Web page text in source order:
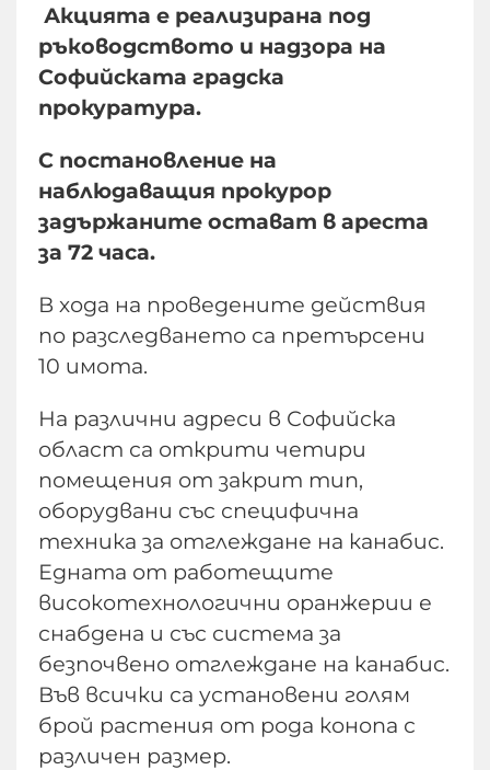
Акцията е реализирана под
ръководството и надзора на
Софийската градска
прокуратура.
С постановление на
наблюдаващия прокурор
задържаните остават в ареста
за 72 часа.
В хода на проведените действия
по разследването са претърсени
10 имота.
На различни адреси в Софийска
област са открити четири
помещения от закрит тип,
оборудвани със специфична
техника за отглеждане на канабис.
Едната от работещите
високотехнологични оранжерии е
снабдена и със система за
безпочвено отглеждане на канабис.
Във всички са установени голям
брой растения от рода конопа с
различен размер.